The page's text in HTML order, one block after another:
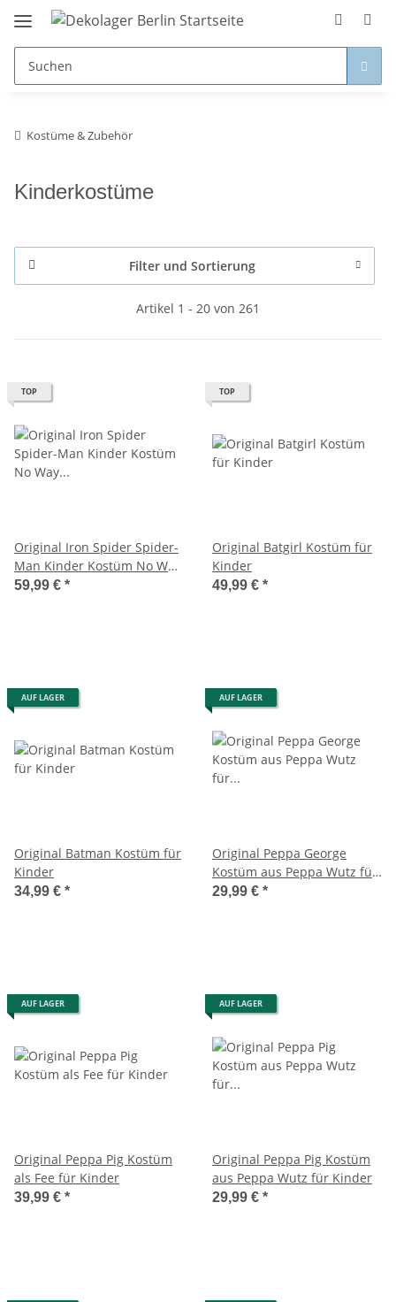
Kostüme & Zubehör
Kinderkostüme
Filter und Sortierung
Artikel 1 - 20 von 261
TOP
Original Iron Spider Spider-
Man Kinder Kostüm No Way
Home
59,99 € *
TOP
Original Batgirl Kostüm für
Kinder
49,99 € *
AUF LAGER
Original Batman Kostüm für
Kinder
34,99 € *
AUF LAGER
Original Peppa George
Kostüm aus Peppa Wutz für
Kinder
29,99 € *
AUF LAGER
Original Peppa Pig Kostüm
als Fee für Kinder
39,99 € *
AUF LAGER
Original Peppa Pig Kostüm
aus Peppa Wutz für Kinder
29,99 € *